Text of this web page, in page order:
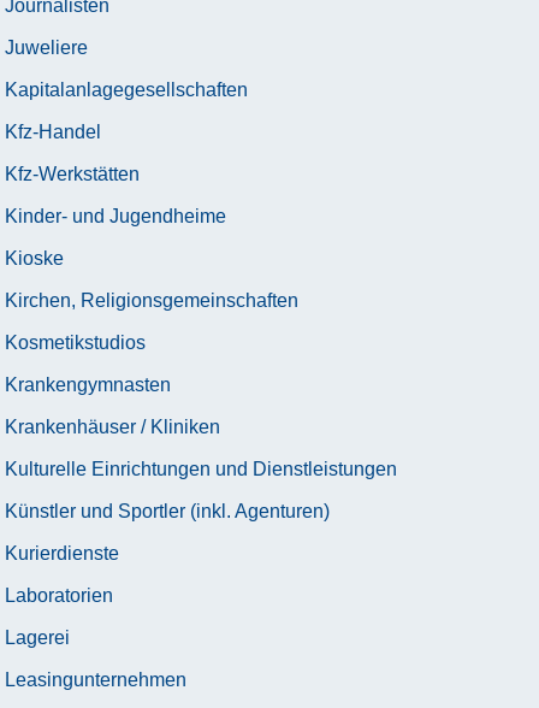
Journalisten
Juweliere
Kapitalanlagegesellschaften
Kfz-Handel
Kfz-Werkstätten
Kinder- und Jugendheime
Kioske
Kirchen, Religionsgemeinschaften
Kosmetikstudios
Krankengymnasten
Krankenhäuser / Kliniken
Kulturelle Einrichtungen und Dienstleistungen
Künstler und Sportler (inkl. Agenturen)
Kurierdienste
Laboratorien
Lagerei
Leasingunternehmen